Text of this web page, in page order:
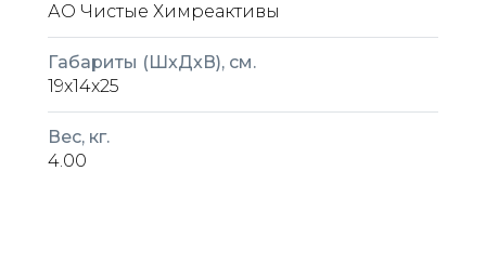
АО Чистые Химреактивы
Габариты (ШxДxВ), см.
19x14x25
Вес, кг.
4.00